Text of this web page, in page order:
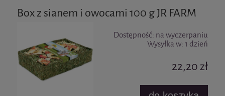
Box z sianem i owocami 100 g JR FARM
Dostępność: na wyczerpaniu
Wysyłka w: 1 dzień
22,20 zł